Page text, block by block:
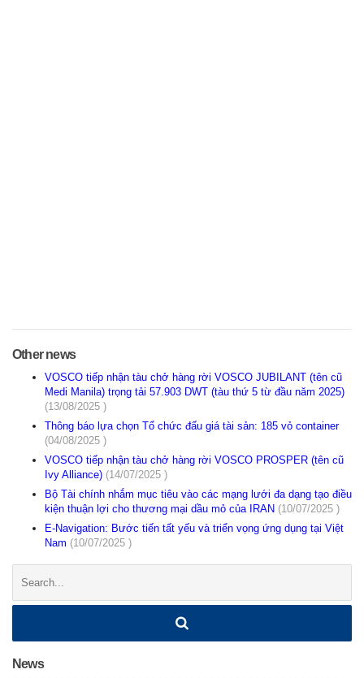
Other news
VOSCO tiếp nhận tàu chở hàng rời VOSCO JUBILANT (tên cũ
Medi Manila) trọng tải 57.903 DWT (tàu thứ 5 từ đầu năm 2025)
(13/08/2025 )
Thông báo lựa chọn Tổ chức đấu giá tài sản: 185 vỏ container
(04/08/2025 )
VOSCO tiếp nhận tàu chở hàng rời VOSCO PROSPER (tên cũ
Ivy Alliance) (14/07/2025 )
Bộ Tài chính nhắm mục tiêu vào các mạng lưới đa dạng tạo điều
kiện thuận lợi cho thương mại dầu mỏ của IRAN (10/07/2025 )
E-Navigation: Bước tiến tất yếu và triển vọng ứng dụng tại Việt
Nam (10/07/2025 )
News